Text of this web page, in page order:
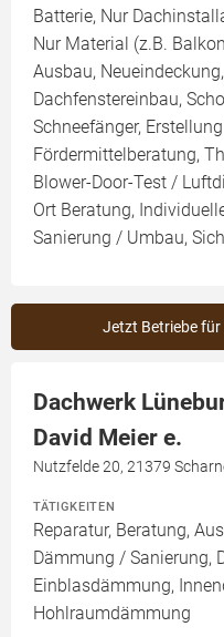
Batterie, Nur
Nur Material (z.B.
Ausbau,
Dachfenstereinbau,
Schneefänger,
Fördermittelberatung,
Blower-Door-Test /
Ort Beratung,
Sanierung / Umbau,
Jetzt Betriebe für
Dachwerk
David Meier e.
Nutzfelde 20, 21379
TÄTIGKEITEN
Reparatur, Beratung,
Dämmung / Sanierung,
Einblasdämmung,
Hohlraumdämmung